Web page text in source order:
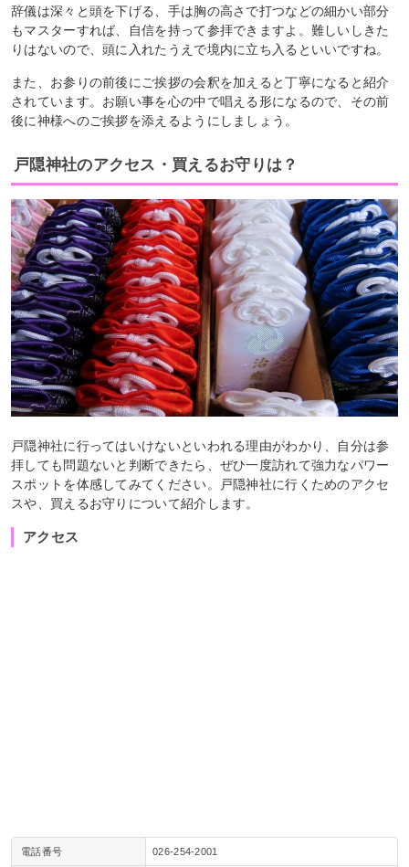
辞儀は深々と頭を下げる、手は胸の高さで打つなどの細かい部分
もマスターすれば、自信を持って参拝できますよ。難しいしきた
りはないので、頭に入れたうえで境内に立ち入るといいですね。
また、お参りの前後にご挨拶の会釈を加えると丁寧になると紹介
されています。お願い事を心の中で唱える形になるので、その前
後に神様へのご挨拶を添えるようにしましょう。
戸隠神社のアクセス・買えるお守りは？
戸隠神社に行ってはいけないといわれる理由がわかり、自分は参
拝しても問題ないと判断できたら、ぜひ一度訪れて強力なパワー
スポットを体感してみてください。戸隠神社に行くためのアクセ
スや、買えるお守りについて紹介します。
アクセス
電話番号 026-254-2001